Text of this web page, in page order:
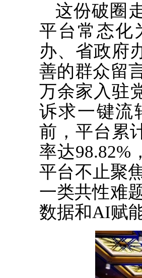
这份破圈
平台常态化
办、省政府
善的群众留
万余家入驻
诉求一键流
前，平台累
率达98.82%
平台不止聚
一类共性难
数据和AI赋